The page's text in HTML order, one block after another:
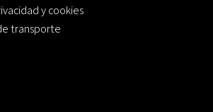
y cookies
transporte